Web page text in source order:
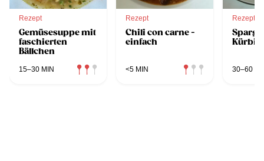
Rezept
Gemüsesuppe mit
faschierten
Bällchen
15–30 MIN
Rezept
Chili con carne -
einfach
<5 MIN
Rezept
30–60